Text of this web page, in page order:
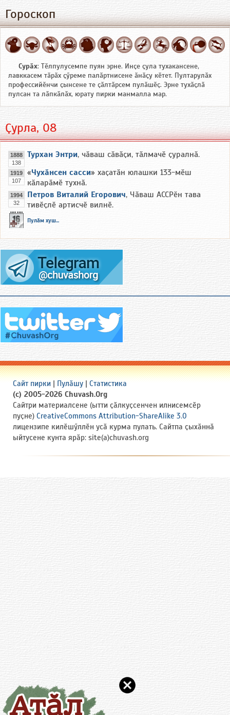
Гороскоп
Сурӑх: Тӗлпулусемпе пуян эрне. Инҫе ҫула тухакансене,
лавккасем тӑрӑх ҫӳреме палӑртнисене ӑнӑҫу кӗтет. Пултарулӑх
профессийӗнчи ҫынсене те ҫӑлтӑрсем пулӑшӗҫ. Эрне тухӑҫлӑ
пулсан та лӑпкӑлӑх, юрату пирки манмалла мар.
Ҫурла, 08
1888
138
Турхан Энтри, чӑваш сӑвӑҫи, тӑлмачӗ ҫуралнӑ.
1919
107
«Чухӑнсен сасси» хаҫатӑн юлашки 133-мӗш
кӑларӑмӗ тухнӑ.
1994
32
Петров Виталий Егорович, Чӑваш АССРӗн тава
тивӗҫлӗ артисчӗ вилнӗ.
Пулӑм хуш...
Сайт пирки | Пулӑшу | Статистика
(c) 2005-2026 Chuvash.Org
Сайтри материалсене (ытти ҫӑлкуҫсенчен илнисемсӗр
пуҫне) CreativeCommons Attribution-ShareAlike 3.0
лицензипе килӗшӳллӗн усӑ курма пулать. Сайтпа ҫыхӑннӑ
ыйтусене кунта ярӑр: site(a)chuvash.org